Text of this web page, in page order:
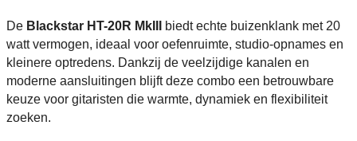
De Blackstar HT-20R MkIII
biedt echte buizenklank met 20
watt vermogen, ideaal voor oefenruimte, studio-opnames en
kleinere optredens. Dankzij de veelzijdige kanalen en
moderne aansluitingen blijft deze combo een betrouwbare
keuze voor gitaristen die warmte, dynamiek en flexibiliteit
zoeken.